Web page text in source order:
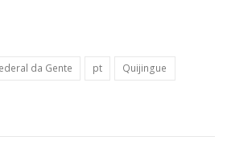
da Gente pt Quijingue